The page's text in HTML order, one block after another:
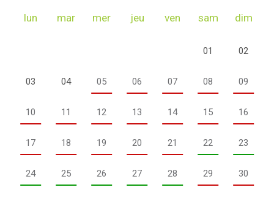
lun mar mer jeu ven sam dim
01 02
03 04 05 06 07 08 09
10 11 12 13 14 15 16
17 18 19 20 21 22 23
24 25 26 27 28 29 30